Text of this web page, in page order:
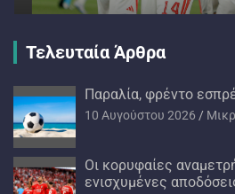
Τελευταία Άρθρα
Παραλία, φρέντο
10 Αυγούστου 2026
Oι κορυφαίες
ενισχυμένες